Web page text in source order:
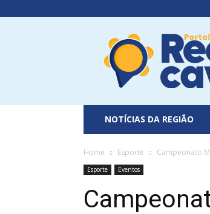
Portal
do
Recôncavo
NOTÍCIAS DA REGIÃO
Home Esporte Campeonato
Esporte Eventos